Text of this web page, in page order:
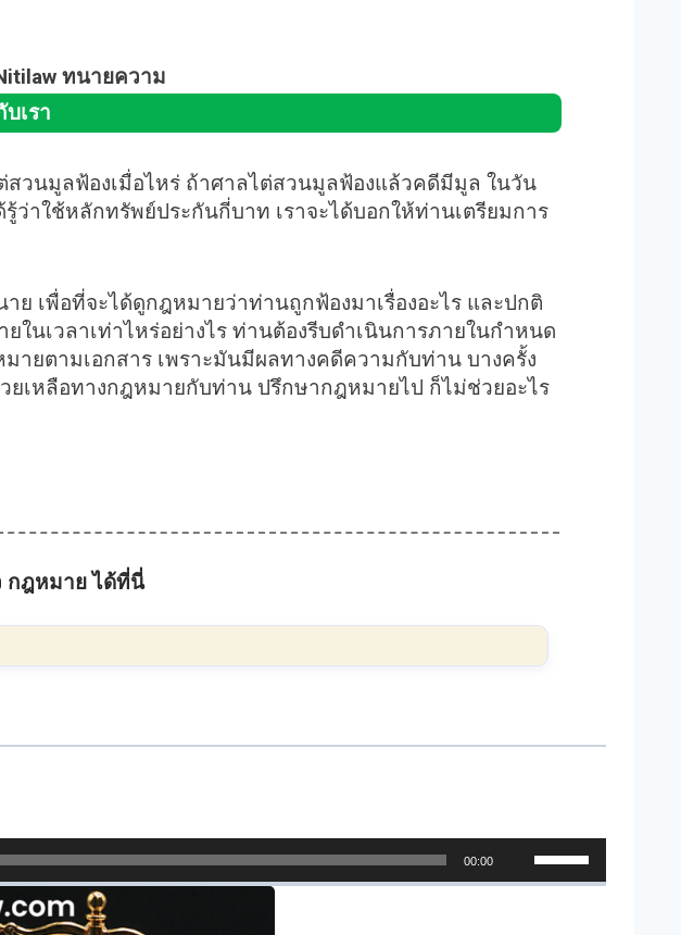
ทนายความ
เรา
วนมูลฟ้องเมื่อไหร่ ถ้าศาลไต่สวนมูลฟ้องแล้วคดีมีมูล ในวัน
ว่าใช้หลักทรัพย์ประกันกี่บาท เราจะได้บอกให้ท่านเตรียมการ
ย เพื่อที่จะได้ดูกฎหมายว่าท่านถูกฟ้องมาเรื่องอะไร และปกติ
นเวลาเท่าไหร่อย่างไร ท่านต้องรีบดำเนินการภายในกำหนด
ายตามเอกสาร เพราะมันมีผลทางคดีความกับท่าน บางครั้ง
เหลือทางกฎหมายกับท่าน ปรึกษากฎหมายไป ก็ไม่ช่วยอะไร
กฎหมาย ได้ที่นี่
00:00
ใ
ช้